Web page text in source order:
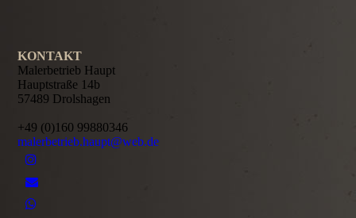
KONTAKT
Malerbetrieb Haupt
Hauptstraße 14b
57489 Drolshagen
+49 (0)160 99880346
malerbetrieb.haupt@web.de